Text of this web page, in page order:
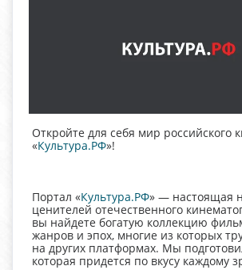
Откройте для себя мир российского
«Культура.РФ»!
Портал «Культура.РФ» — настоящая
ценителей отечественного
вы найдете богатую коллекцию
жанров и эпох, многие из которых
на других платформах. Мы
которая придется по вкусу каждому